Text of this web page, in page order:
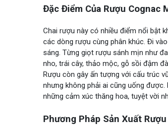
Đặc Điểm Của Rượu Cognac
Chai rượu này có nhiều điểm nổi bật
các dòng rượu cùng phân khúc. Đi
sáng. Từng giọt rượu sánh mịn như
nho, trái cây, thảo mộc, gỗ sồi đậm
Rượu còn gây ấn tượng với cấu trúc
nhưng không phải ai cũng uống
những cảm xúc thăng hoa, tuyệt vời
Phương Pháp Sản Xuất